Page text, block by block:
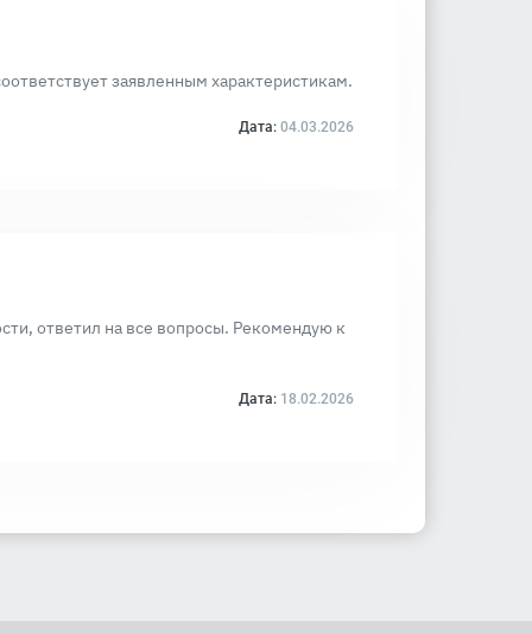
заявленным характеристикам.
Дата: 04.03.2026
ответил на все вопросы. Рекомендую к
Дата: 18.02.2026